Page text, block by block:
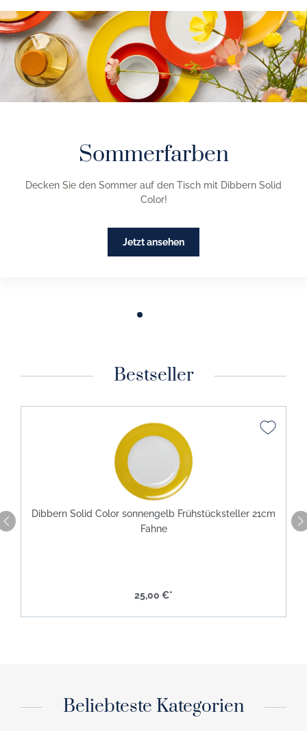
Sommerfarben
Decken Sie den Sommer auf den Tisch mit Dibbern Solid
Color!
Jetzt ansehen
Bestseller
Dibbern Solid Color sonnengelb Frühstücksteller 21cm
Fahne
25,00 €*
Beliebteste Kategorien